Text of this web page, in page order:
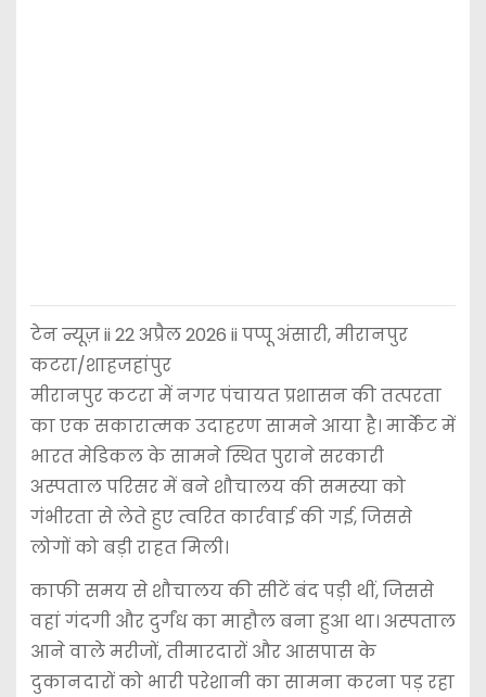
टेन न्यूज़ ii 22 अप्रैल 2026 ii पप्पू अंसारी, मीरानपुर
कटरा/शाहजहांपुर
मीरानपुर कटरा में नगर पंचायत प्रशासन की तत्परता
का एक सकारात्मक उदाहरण सामने आया है। मार्केट में
भारत मेडिकल के सामने स्थित पुराने सरकारी
अस्पताल परिसर में बने शौचालय की समस्या को
गंभीरता से लेते हुए त्वरित कार्रवाई की गई, जिससे
लोगों को बड़ी राहत मिली।
काफी समय से शौचालय की सीटें बंद पड़ी थीं, जिससे
वहां गंदगी और दुर्गंध का माहौल बना हुआ था। अस्पताल
आने वाले मरीजों, तीमारदारों और आसपास के
दुकानदारों को भारी परेशानी का सामना करना पड़ रहा